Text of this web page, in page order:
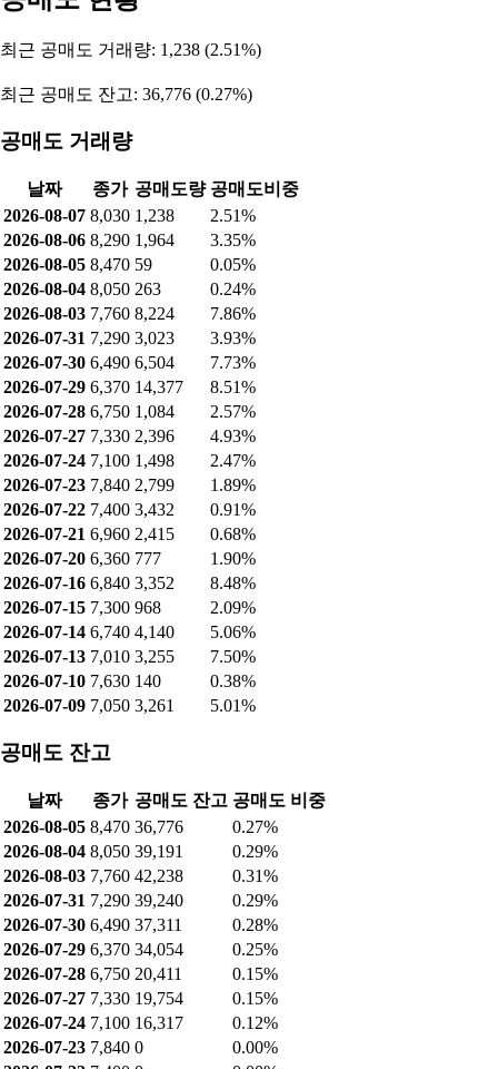
2026-07-13 7,277 9
-7,486
2026-07-09 -5,738 - 5,738
누적 순매수
날짜 개인 기관
외인
2026-08-07 10,276 3
-12,773
2026-08-06 14,918 3
-17,265
2026-08-05 4,684 3
-5,761
2026-08-04 29,482 3
-30,559
2026-08-03 38,820 3
-39,516
2026-07-31 43,032 3
-43,728
2026-07-30 65,010 3
-65,706
2026-07-29 66,980 3
-67,664
2026-07-28 29,208 2
-29,891
2026-07-27 30,294 2
-30,977
2026-07-24 23,108 2
-24,091
2026-07-23 14,912 2
-15,595
2026-07-22 11,157 2
-11,159
2026-07-21 8,041 2
-8,043
2026-07-20 -17,537 2
17,535
2026-07-16 -20,228 2
20,226
2026-07-15 -31,909 831
31,078
2026-07-14 -23,843 1
22,842
2026-07-13 -10,844 9
10,635
2026-07-10 -18,121 -
18,121
2026-07-09 -5,738 - 5,738
자산 비율
자산총계 부채비율 자본비율
95,354,422,674
13.04%
매출 구성
구성 요소
비율
건설장비.로봇.방산용 기어박스 57.6%
제철설비.산업용 기어박스
42.4%
공매도 현황